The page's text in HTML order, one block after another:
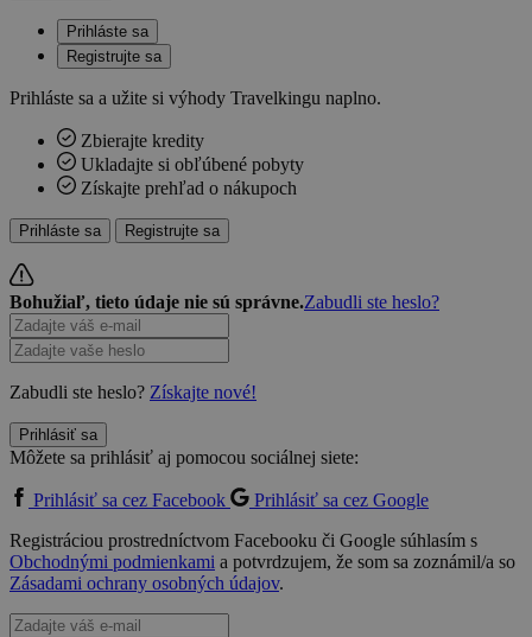
Prihláste sa
Registrujte sa
Prihláste sa a užite si výhody Travelkingu naplno.
Zbierajte kredity
Ukladajte si obľúbené pobyty
Získajte prehľad o nákupoch
Prihláste sa Registrujte sa
Bohužiaľ, tieto údaje nie sú správne.Zabudli ste heslo?
Zabudli ste heslo? Získajte nové!
Prihlásiť sa
Môžete sa prihlásiť aj pomocou sociálnej siete:
Prihlásiť sa cez Facebook
Prihlásiť sa cez Google
Registráciou prostredníctvom Facebooku či Google súhlasím s
Obchodnými podmienkami a potvrdzujem, že som sa zoznámil/a so
Zásadami ochrany osobných údajov.